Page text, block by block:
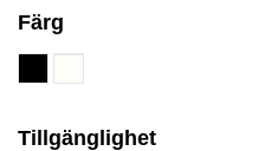
Färg
Tillgänglighet